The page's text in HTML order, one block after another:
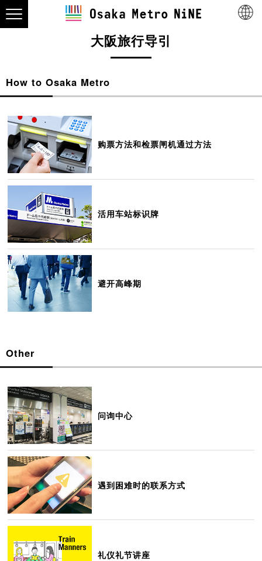
大阪旅行导引
How to Osaka Metro
购票方法和检票闸机通过方法
活用车站标识牌
避开高峰期
Other
问询中心
遇到困难时的联系方式
礼仪礼节讲座